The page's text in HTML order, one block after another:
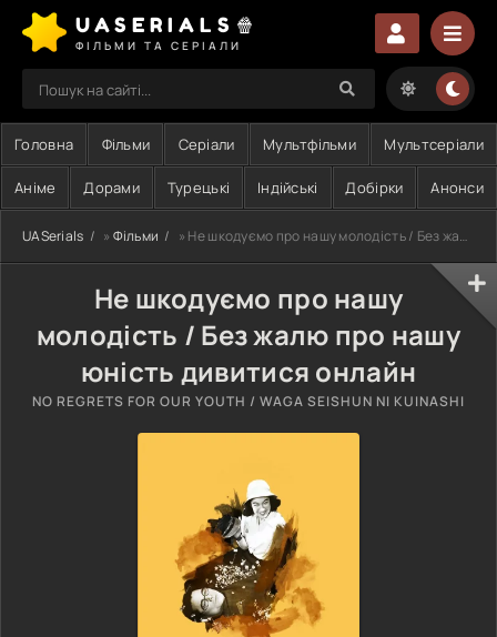
UASERIALS🍿
ФІЛЬМИ ТА СЕРІАЛИ
Головна Фільми Серіали Мультфільми Мультсеріали
Аніме Дорами Турецькі Індійські Добірки Анонси
UASerials » Фільми » Не шкодуємо про нашу молодість / Без жалю про нашу юність
Не шкодуємо про нашу
молодість / Без жалю про нашу
юність дивитися онлайн
NO REGRETS FOR OUR YOUTH / WAGA SEISHUN NI KUINASHI